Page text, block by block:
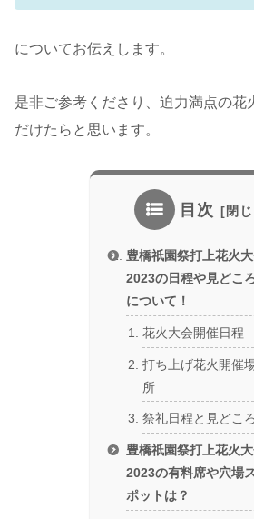
についてお伝えします。
是非ご参考くださり、迫力満点の花
だけたらと思います。
目次
豊橋祇園祭打上花火
2023の日程や見どこ
について！
花火大会開催日程
打ち上げ花火開催
所
祭礼日程と見どころ
豊橋祇園祭打上花火
2023の有料席や穴場
ポットは？